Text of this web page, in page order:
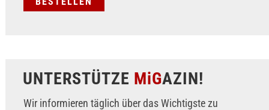
UNTERSTÜTZE MiGAZIN!
Wir informieren täglich über das Wichtigste zu